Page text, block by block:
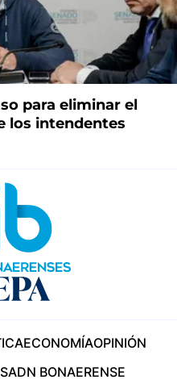
para eliminar el
los intendentes
ECONOMÍAOPINIÓN
ADN BONAERENSE